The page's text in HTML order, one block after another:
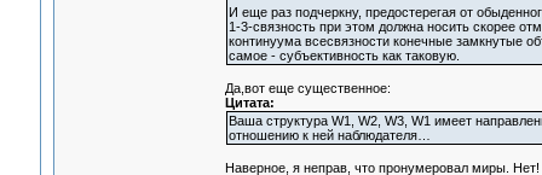
И еще раз подчеркну, предостерегая от
1-3-связность при этом должна носить скорее
континуума всесвязности конечные замкнутые
самое - субъективность как таковую.
Да,вот еще существенное:
Цитата:
Ваша структура W1, W2, W3, W1 имеет
отношению к ней наблюдателя…
Наверное, я неправ, что пронумеровал миры.